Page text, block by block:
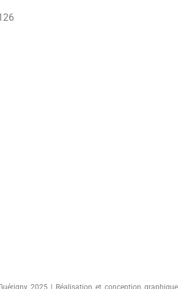
2025 | Réalisation et conception graphique